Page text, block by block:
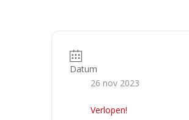
Datum
26 nov 2023
Verlopen!